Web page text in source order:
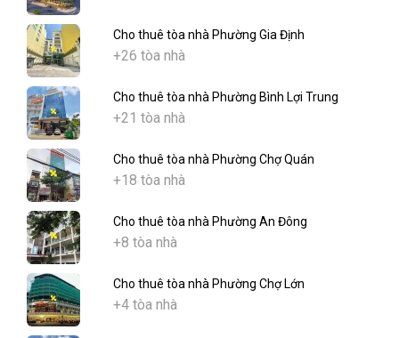
Cho thuê tòa nhà Phường Gia Định
+26 tòa nhà
Cho thuê tòa nhà Phường Bình Lợi Trung
+21 tòa nhà
Cho thuê tòa nhà Phường Chợ Quán
+18 tòa nhà
Cho thuê tòa nhà Phường An Đông
+8 tòa nhà
Cho thuê tòa nhà Phường Chợ Lớn
+4 tòa nhà